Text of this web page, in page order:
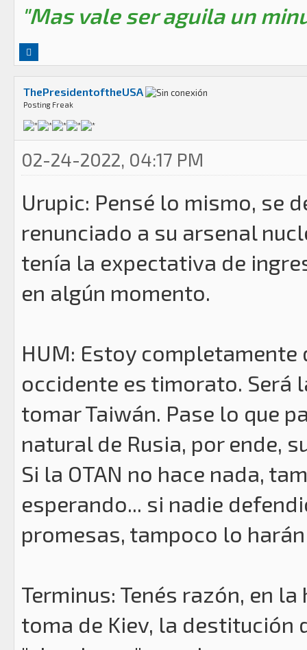
"Mas vale ser aguila un
ThePresidentoftheUSA
Posting Freak
02-24-2022, 04:17 PM
Urupic: Pensé lo mismo, se
renunciado a su arsenal
tenía la expectativa de
en algún momento.
HUM: Estoy completamente
occidente es timorato. Será
tomar Taiwán. Pase lo que
natural de Rusia, por ende,
Si la OTAN no hace nada,
esperando... si nadie
promesas, tampoco lo
Terminus: Tenés razón, en
toma de Kiev, la destitución